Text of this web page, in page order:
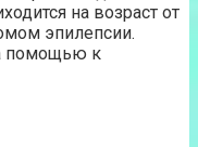
на возраст от
эпилепсии.
помощью к